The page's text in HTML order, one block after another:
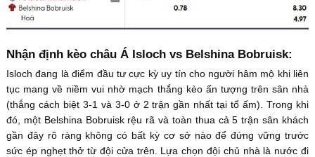
Nhận định kèo châu Á Isloch vs Belshina Bobruisk:
Isloch đang là điểm đầu tư cực kỳ uy tín cho người hâm mộ khi liên
tục mang về niềm vui nhờ mạch thắng kèo ấn tượng trên sân nhà
(thắng cách biệt 3-1 và 3-0 ở 2 trận gần nhất tại tổ ấm). Trong khi
đó, một Belshina Bobruisk rệu rã và toàn thua cả 5 trận sân khách
gần đây rõ ràng không có bất kỳ cơ sở nào để đứng vững trước
sức ép nghẹt thở từ đội cửa trên. Lựa chọn đội chủ nhà là nước đi